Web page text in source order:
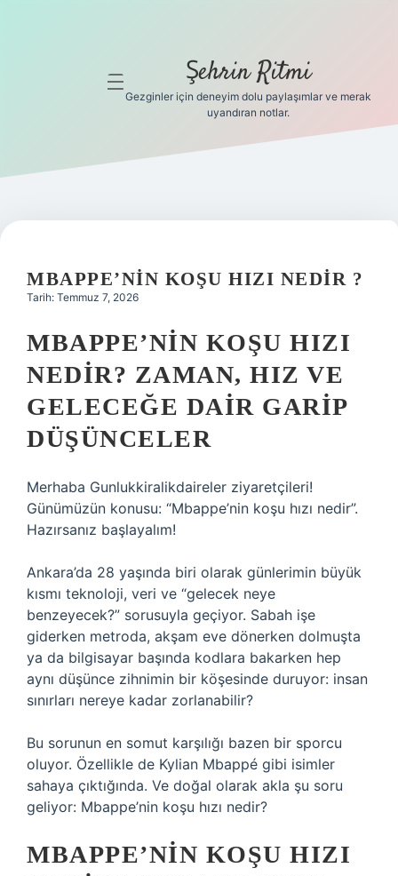
Gizlilik
Hakkımızda
menüyü
Şehrin Ritmi
Gezginler için deneyim dolu paylaşımlar ve merak
uyandıran notlar.
MBAPPE’NIN KOŞU HIZI NEDIR ?
Tarih: Temmuz 7, 2026
MBAPPE’NIN KOŞU HIZI
NEDIR? ZAMAN, HIZ VE
GELECEĞE DAIR GARIP
DÜŞÜNCELER
Merhaba Gunlukkiralikdaireler ziyaretçileri!
Günümüzün konusu: “Mbappe’nin koşu hızı nedir”.
Hazırsanız başlayalım!
Ankara’da 28 yaşında biri olarak günlerimin büyük
kısmı teknoloji, veri ve “gelecek neye
benzeyecek?” sorusuyla geçiyor. Sabah işe
giderken metroda, akşam eve dönerken dolmuşta
ya da bilgisayar başında kodlara bakarken hep
aynı düşünce zihnimin bir köşesinde duruyor: insan
sınırları nereye kadar zorlanabilir?
Bu sorunun en somut karşılığı bazen bir sporcu
oluyor. Özellikle de Kylian Mbappé gibi isimler
sahaya çıktığında. Ve doğal olarak akla şu soru
geliyor: Mbappe’nin koşu hızı nedir?
MBAPPE’NIN KOŞU HIZI